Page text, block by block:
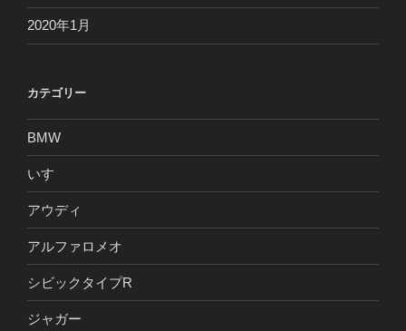
2020年1月
カテゴリー
BMW
いすゞ
アウディ
アルファロメオ
シビックタイプR
ジャガー